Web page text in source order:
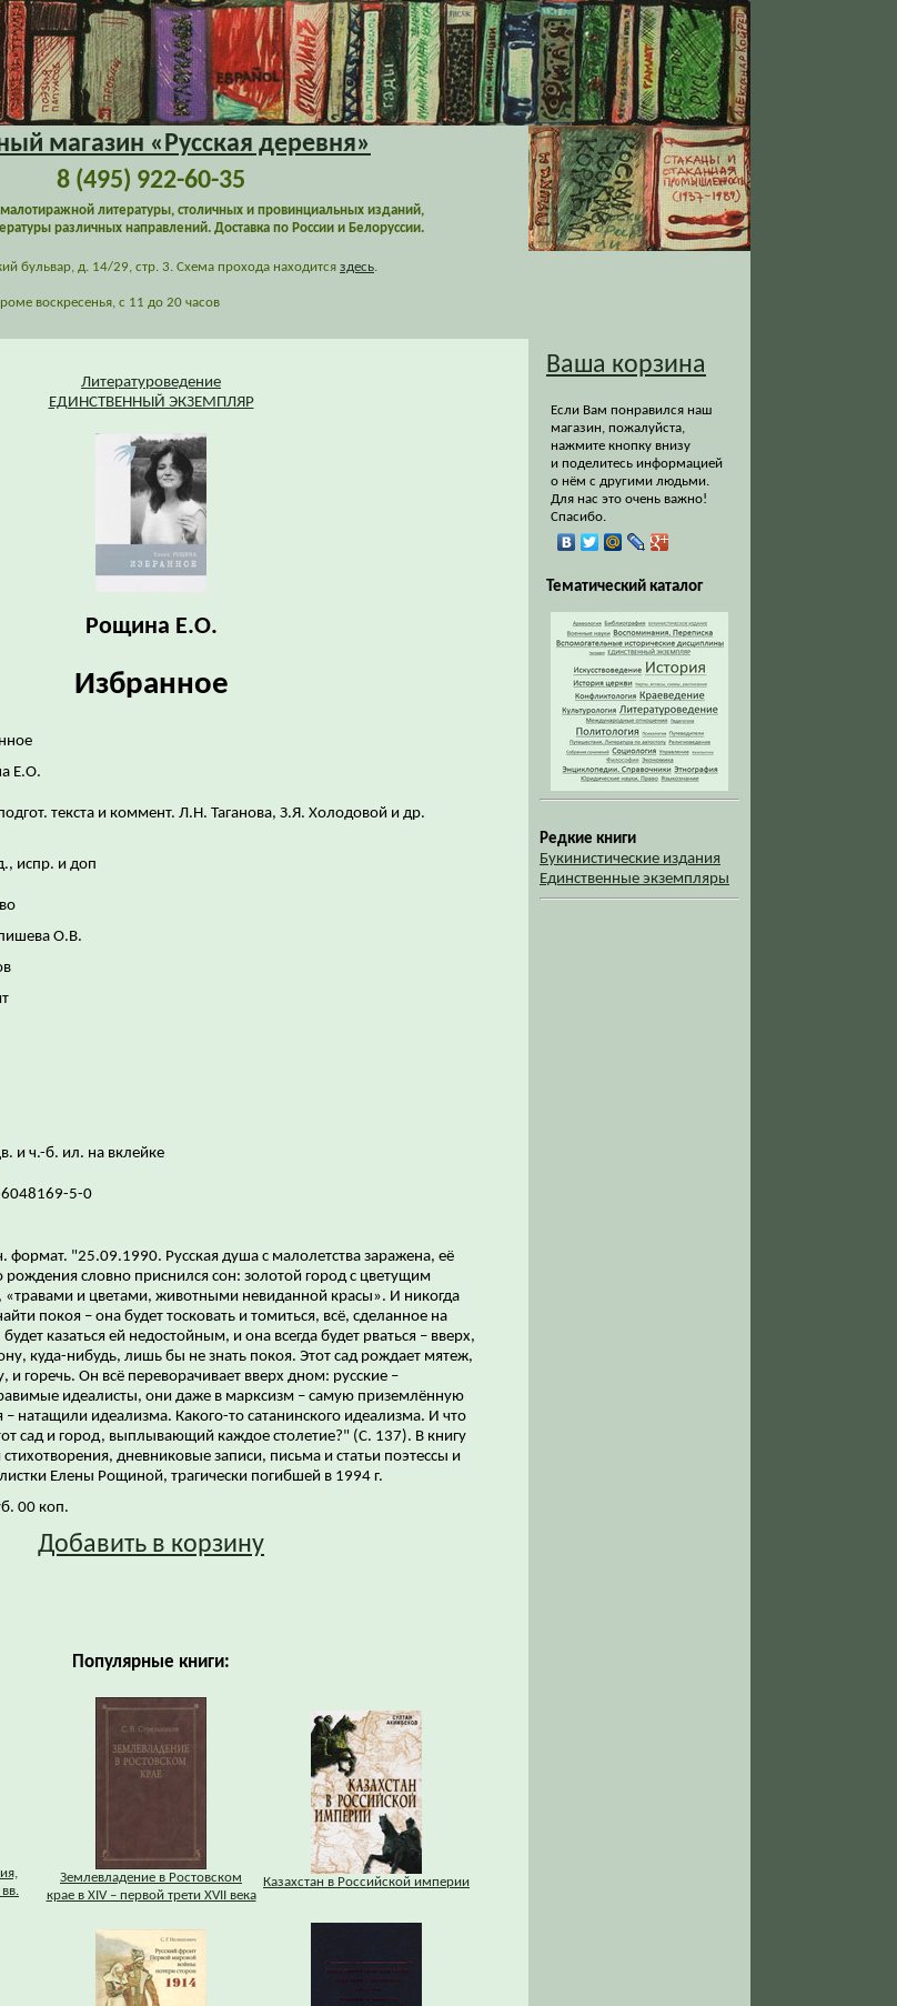
магазин «Русская деревня»
8 (495) 922-60-35
литературы, столичных и провинциальных изданий,
различных направлений. Доставка по России и Белоруссии.
бульвар, д. 14/29, стр. 3. Схема прохода находится здесь.
воскресенья, с 11 до 20 часов
Литературоведение
ЕДИНСТВЕННЫЙ ЭКЗЕМПЛЯР
Рощина Е.О.
Избранное
Е.О.
текста и коммент. Л.Н. Таганова, З.Я. Холодовой и др.
испр. и доп
О.В.
и ч.-б. ил. на вклейке
5-0
формат. "25.09.1990. Русская душа с малолетства заражена, её
рождения словно приснился сон: золотой город с цветущим
«травами и цветами, животными невиданной красы». И никогда
покоя – она будет тосковать и томиться, всё, сделанное на
казаться ей недостойным, и она всегда будет рваться – вверх,
куда-нибудь, лишь бы не знать покоя. Этот сад рождает мятеж,
и горечь. Он всё переворачивает вверх дном: русские –
идеалисты, они даже в марксизм – самую приземлённую
– натащили идеализма. Какого-то сатанинского идеализма. И что
сад и город, выплывающий каждое столетие?" (С. 137). В книгу
дневниковые записи, письма и статьи поэтессы и
Елены Рощиной, трагически погибшей в 1994 г.
00 коп.
Добавить в корзину
Популярные книги:
Землевладение в Ростовском
крае в XIV – первой трети XVII века
Казахстан в Российской империи
Ваша корзина
Если Вам понравился наш
магазин, пожалуйста,
нажмите кнопку внизу
и поделитесь информацией
о нём с другими людьми.
Для нас это очень важно!
Спасибо.
Тематический каталог
Редкие книги
Букинистические издания
Единственные экземпляры